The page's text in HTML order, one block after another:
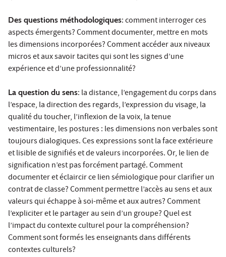
Des questions méthodologiques: comment interroger ces
aspects émergents? Comment documenter, mettre en mots
les dimensions incorporées? Comment accéder aux niveaux
micros et aux savoir tacites qui sont les signes d’une
expérience et d’une professionnalité?
La question du sens: la distance, l’engagement du corps dans
l’espace, la direction des regards, l’expression du visage, la
qualité du toucher, l’inflexion de la voix, la tenue
vestimentaire, les postures : les dimensions non verbales sont
toujours dialogiques. Ces expressions sont la face extérieure
et lisible de signifiés et de valeurs incorporées. Or, le lien de
signification n’est pas forcément partagé. Comment
documenter et éclaircir ce lien sémiologique pour clarifier un
contrat de classe? Comment permettre l’accès au sens et aux
valeurs qui échappe à soi-même et aux autres? Comment
l’expliciter et le partager au sein d’un groupe? Quel est
l’impact du contexte culturel pour la compréhension?
Comment sont formés les enseignants dans différents
contextes culturels?